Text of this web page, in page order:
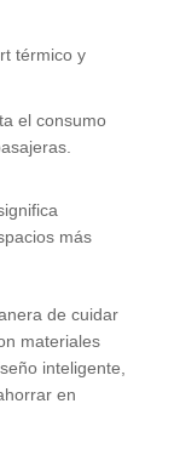
térmico y
el consumo
más
de cuidar
materiales
inteligente,
en